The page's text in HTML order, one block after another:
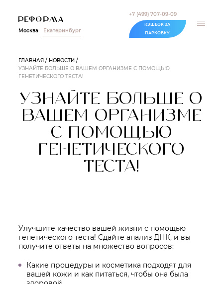
Москва Екатеринбург
КЭШБЭК ЗА
ПАРКОВКУ
+7 (499) 707-09-09
ГЛАВНАЯ
НОВОСТИ
УЗНАЙТЕ БОЛЬШЕ О ВАШЕМ ОРГАНИЗМЕ С ПОМОЩЬЮ
ГЕНЕТИЧЕСКОГО ТЕСТА!
УЗНАЙТЕ БОЛЬШЕ О
ВАШЕМ ОРГАНИЗМЕ
С ПОМОЩЬЮ
ГЕНЕТИЧЕСКОГО
ТЕСТА!
Улучшите качество вашей жизни с помощью
генетического теста! Сдайте анализ ДНК, и вы
получите ответы на множество вопросов:
Какие процедуры и косметика подходят для
вашей кожи и как питаться, чтобы она была